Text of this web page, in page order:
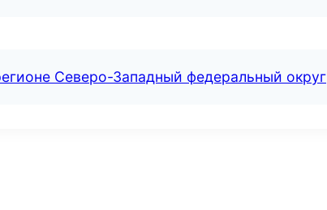
Северо-Западный федеральный округ